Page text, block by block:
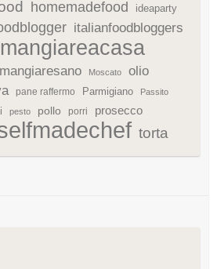
homemadefood ideaparty
italianfoodbloggers
mangiareacasa
mangiaresano Moscato
olio
pane raffermo Parmigiano Passito
pesto pollo porri prosecco
torta